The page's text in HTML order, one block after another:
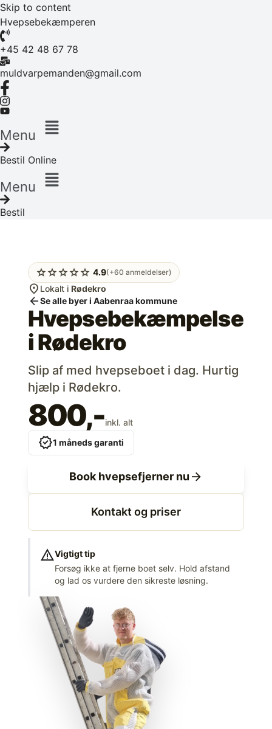
Skip to content
Hvepsebekæmperen
+45 42 48 67 78
muldvarpemanden@gmail.com
Menu
Bestil Online
Menu
Bestil
starstarstarstarstar 4.9(+60 anmeldelser)
location_on Lokalt i Rødekro
arrow_backSe alle byer i Aabenraa kommune
Hvepsebekæmpelse
iRødekro
Slip af med hvepseboet i dag. Hurtig
hjælp i Rødekro.
800,-inkl. alt
verified1 måneds garanti
Book hvepsefjerner nu arrow_forward
Kontakt og priser
warningVigtigt tip
Forsøg ikke at fjerne boet selv. Hold afstand
og lad os vurdere den sikreste løsning.